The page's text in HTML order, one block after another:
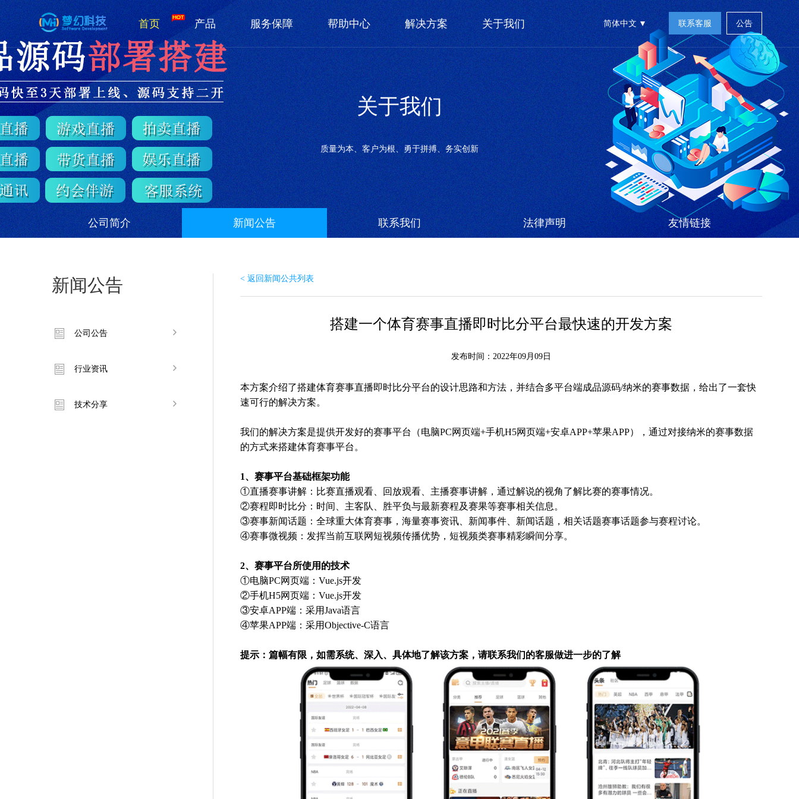
首页 产品 服务保障 帮助中心 解决方案 关于我们 简体中文 联系客服 公告
关于我们
质量为本、客户为根、勇于拼搏、务实创新
公司简介 新闻公告 联系我们 法律声明 友情链接
新闻公告
公司公告
行业资讯
技术分享
< 返回新闻公共列表
搭建一个体育赛事直播即时比分平台最快速的开发方案
发布时间：2022年09月09日
本方案介绍了搭建体育赛事直播即时比分平台的设计思路和方法，并结合多平台端成品源码/纳米的赛事数据，给出了一套快
速可行的解决方案。
我们的解决方案是提供开发好的赛事平台（电脑PC网页端+手机H5网页端+安卓APP+苹果APP），通过对接纳米的赛事数据
的方式来搭建体育赛事平台。
1、赛事平台基础框架功能
①直播赛事讲解：比赛直播观看、回放观看、主播赛事讲解，通过解说的视角了解比赛的赛事情况。
②赛程即时比分：时间、主客队、胜平负与最新赛程及赛果等赛事相关信息。
③赛事新闻话题：全球重大体育赛事，海量赛事资讯、新闻事件、新闻话题，相关话题赛事话题参与赛程讨论。
④赛事微视频：发挥当前互联网短视频传播优势，短视频类赛事精彩瞬间分享。
2、赛事平台所使用的技术
①电脑PC网页端：Vue.js开发
②手机H5网页端：Vue.js开发
③安卓APP端：采用Java语言
④苹果APP端：采用Objective-C语言
提示：篇幅有限，如需系统、深入、具体地了解该方案，请联系我们的客服做进一步的了解